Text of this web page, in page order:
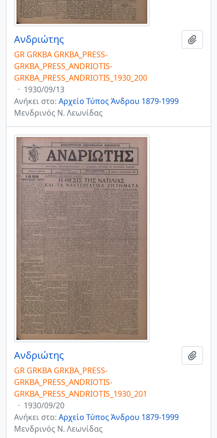
Ανδριώτης
GR GRKBA GRKBA_PRESS-
GRKBA_PRESS_ANDRIOTIS-
GRKBA_PRESS_ANDRIOTIS_1930_200
· 1930/09/13
Ανήκει στο: Αρχείο Τύπος Άνδρου 1879-1999
Μενδρινός Ν. Λεωνίδας
Ανδριώτης
GR GRKBA GRKBA_PRESS-
GRKBA_PRESS_ANDRIOTIS-
GRKBA_PRESS_ANDRIOTIS_1930_201
· 1930/09/20
Ανήκει στο: Αρχείο Τύπος Άνδρου 1879-1999
Μενδρινός Ν. Λεωνίδας